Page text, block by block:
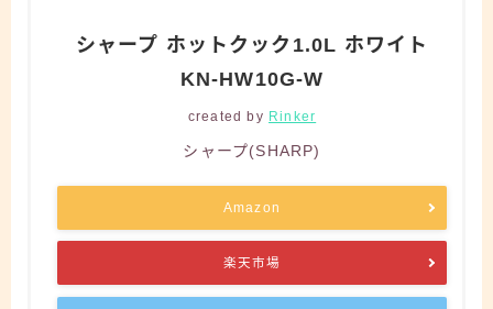
シャープ ホットクック1.0L ホワイト
KN-HW10G-W
created by Rinker
シャープ(SHARP)
Amazon
楽天市場